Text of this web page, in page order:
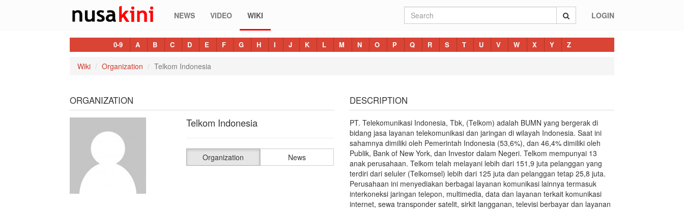
NEWS VIDEO WIKI LOGIN
0-9 A B C D E F G H I J K L M N O P Q R S T U V W X Y Z
Wiki Organization Telkom Indonesia
ORGANIZATION
Telkom Indonesia
Organization News
DESCRIPTION
PT. Telekomunikasi Indonesia, Tbk, (Telkom) adalah BUMN yang bergerak di
bidang jasa layanan telekomunikasi dan jaringan di wilayah Indonesia. Saat ini
sahamnya dimiliki oleh Pemerintah Indonesia (53,6%), dan 46,4% dimiliki oleh
Publik, Bank of New York, dan Investor dalam Negeri. Telkom mempunyai 13
anak perusahaan. Telkom telah melayani lebih dari 151,9 juta pelanggan yang
terdiri dari seluler (Telkomsel) lebih dari 125 juta dan pelanggan tetap 25,8 juta.
Perusahaan ini menyediakan berbagai layanan komunikasi lainnya termasuk
interkoneksi jaringan telepon, multimedia, data dan layanan terkait komunikasi
internet, sewa transponder satelit, sirkit langganan, televisi berbayar dan layanan